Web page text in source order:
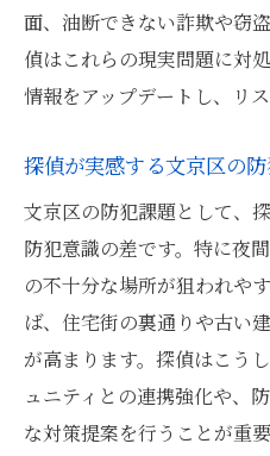
面、油断できない詐欺や窃
偵はこれらの現実問題に対
情報をアップデートし、リ
探偵が実感する文京区の
文京区の防犯課題として、
防犯意識の差です。特に夜
の不十分な場所が狙われや
ば、住宅街の裏通りや古い
が高まります。探偵はこう
ュニティとの連携強化や、
な対策提案を行うことが重